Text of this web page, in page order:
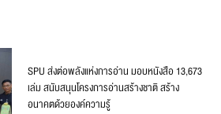
SPU ส่งต่อพลังแห่งการอ่าน มอบหนังสือ 13,673
เล่ม สนับสนุนโครงการอ่านสร้างชาติ สร้าง
อนาคตด้วยองค์ความรู้